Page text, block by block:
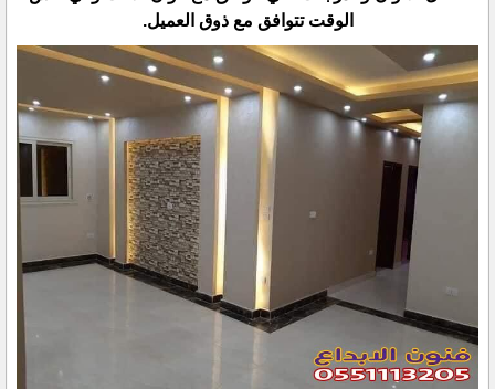
الوقت تتوافق مع ذوق العميل.